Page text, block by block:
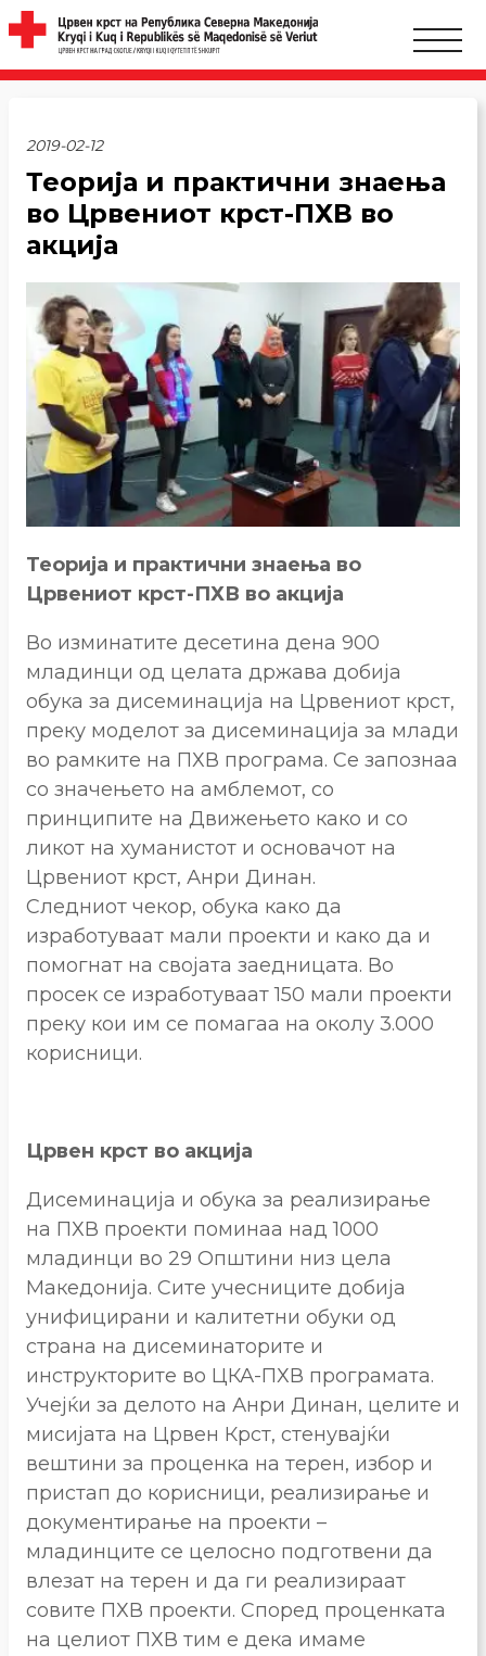
2019-02-12
Теорија и практични знаења
во Црвениот крст-ПХВ во
акција
Теорија и практични знаења во
Црвениот крст-ПХВ во акција
Во изминатите десетина дена 900
младинци од целата држава добија
обука за дисеминација на Црвениот крст,
преку моделот за дисеминација за млади
во рамките на ПХВ програма. Се запознаа
со значењето на амблемот, со
принципите на Движењето како и со
ликот на хуманистот и основачот на
Црвениот крст, Анри Динан.
Следниот чекор, обука како да
изработуваат мали проекти и како да и
помогнат на својата заедницата. Во
просек се изработуваат 150 мали проекти
преку кои им се помагаа на околу 3.000
корисници.
Црвен крст во акција
Дисеминација и обука за реализирање
на ПХВ проекти поминаа над 1000
младинци во 29 Општини низ цела
Македонија. Сите учесниците добија
унифицирани и калитетни обуки од
страна на дисеминаторите и
инструкторите во ЦКА-ПХВ програмата.
Учејќи за делото на Анри Динан, целите и
мисијата на Црвен Крст, стенувајќи
вештини за проценка на терен, избор и
пристап до корисници, реализирање и
документирање на проекти –
младинците се целосно подготвени да
влезат на терен и да ги реализираат
совите ПХВ проекти. Според проценката
на целиот ПХВ тим е дека имаме